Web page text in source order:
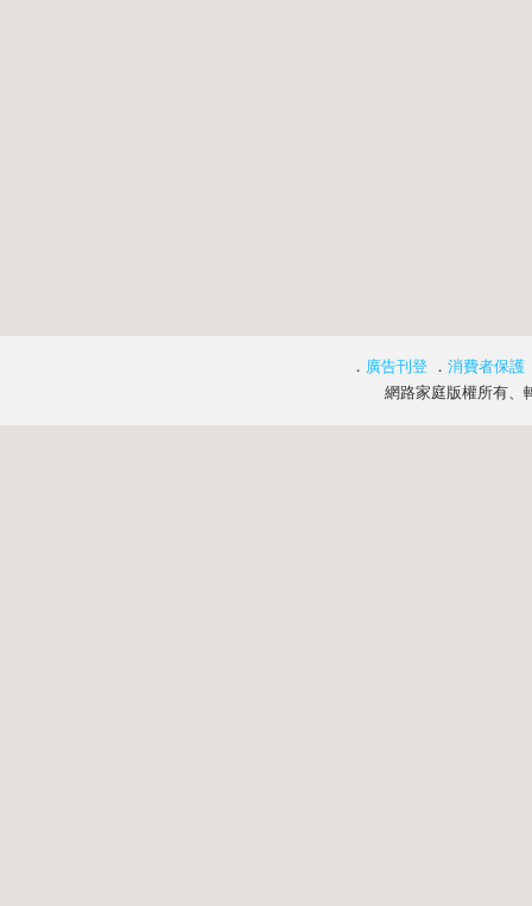
． 廣告刊登 ． 消費者保護
網路家庭版權所有、